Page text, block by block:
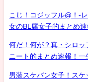
こじ！コジッフル@！-
女のBL腐女子的まとめ速
何だ！何が？真・シロ
ニート的まとめ速報！一
男装スケバン女子！スケ